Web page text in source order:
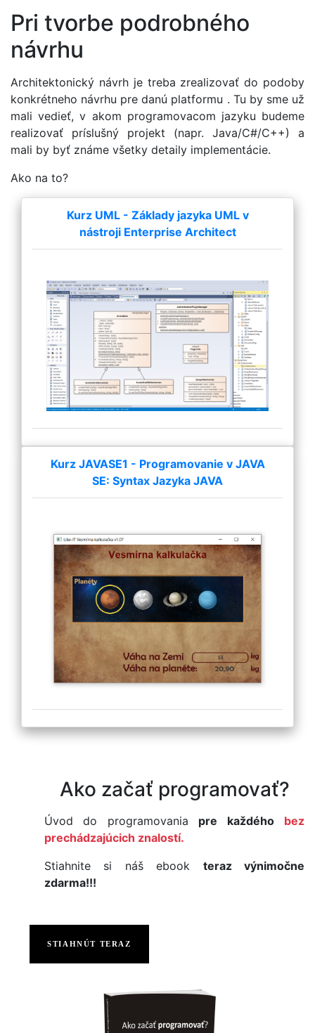
Pri tvorbe podrobného
návrhu
Architektonický návrh je treba zrealizovať do podoby
konkrétneho návrhu pre danú platformu . Tu by sme už
mali vedieť, v akom programovacom jazyku budeme
realizovať príslušný projekt (napr. Java/C#/C++) a
mali by byť známe všetky detaily implementácie.
Ako na to?
Kurz UML - Základy jazyka UML v
nástroji Enterprise Architect
Kurz JAVASE1 - Programovanie v JAVA
SE: Syntax Jazyka JAVA
Ako začať programovať?
Úvod do programovania pre každého
bez
prechádzajúcich znalostí.
Stiahnite si náš ebook teraz výnimočne
zdarma!!!
STIAHNÚT TERAZ